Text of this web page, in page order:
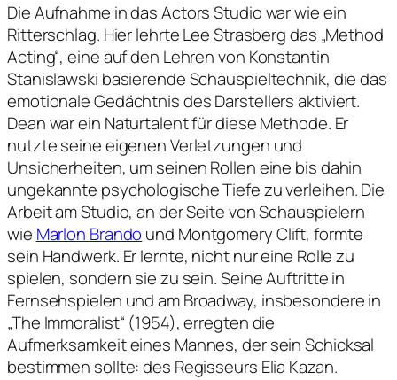
Die Aufnahme in das Actors Studio war wie ein
Ritterschlag. Hier lehrte Lee Strasberg das „Method
Acting“, eine auf den Lehren von Konstantin
Stanislawski basierende Schauspieltechnik, die das
emotionale Gedächtnis des Darstellers aktiviert.
Dean war ein Naturtalent für diese Methode. Er
nutzte seine eigenen Verletzungen und
Unsicherheiten, um seinen Rollen eine bis dahin
ungekannte psychologische Tiefe zu verleihen. Die
Arbeit am Studio, an der Seite von Schauspielern
wie Marlon Brando und Montgomery Clift, formte
sein Handwerk. Er lernte, nicht nur eine Rolle zu
spielen, sondern sie zu sein. Seine Auftritte in
Fernsehspielen und am Broadway, insbesondere in
„The Immoralist“ (1954), erregten die
Aufmerksamkeit eines Mannes, der sein Schicksal
bestimmen sollte: des Regisseurs Elia Kazan.